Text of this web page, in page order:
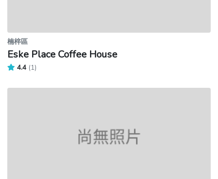
楠梓區
Eske Place Coffee House
4.4 (1)